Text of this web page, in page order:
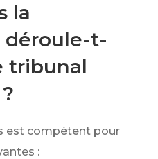
la
déroule-t-
tribunal
est compétent pour
: